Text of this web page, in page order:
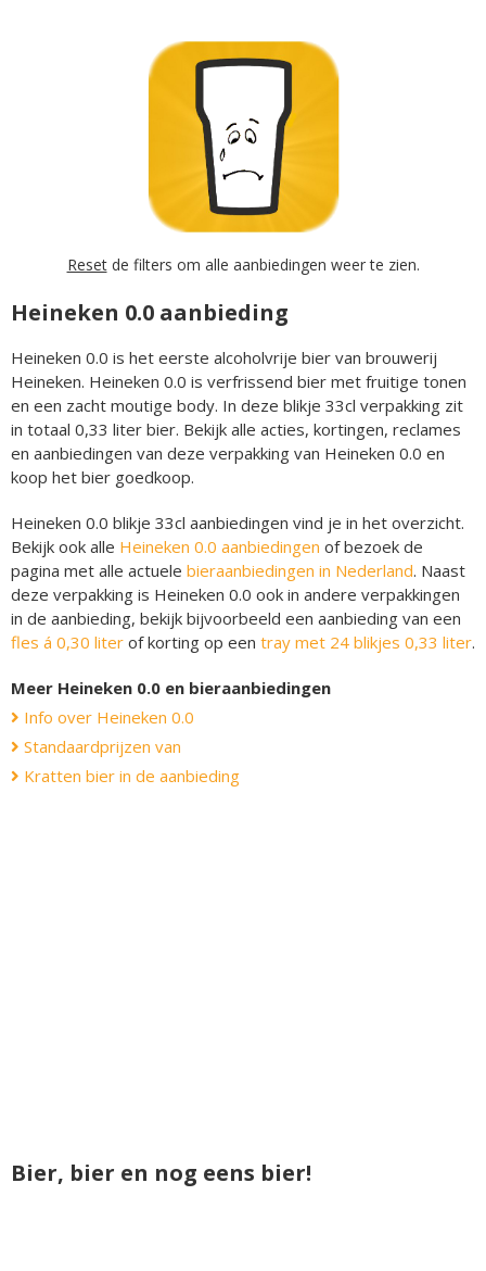
Resetde filters om alle aanbiedingen weer te zien.
Heineken 0.0 aanbieding
Heineken 0.0 is het eerste alcoholvrije bier van brouwerij
Heineken. Heineken 0.0 is verfrissend bier met fruitige tonen
en een zacht moutige body. In deze blikje 33cl verpakking zit
in totaal 0,33 liter bier. Bekijk alle acties, kortingen, reclames
en aanbiedingen van deze verpakking van Heineken 0.0 en
koop het bier goedkoop.
Heineken 0.0 blikje 33cl aanbiedingen vind je in het overzicht.
Bekijk ook alle Heineken 0.0 aanbiedingen of bezoek de
pagina met alle actuele bieraanbiedingen in Nederland. Naast
deze verpakking is Heineken 0.0 ook in andere verpakkingen
in de aanbieding, bekijk bijvoorbeeld een aanbieding van een
fles á 0,30 liter of korting op een tray met 24 blikjes 0,33 liter.
Meer Heineken 0.0 en bieraanbiedingen
Info over Heineken 0.0
Standaardprijzen van
Kratten bier in de aanbieding
Bier, bier en nog eens bier!